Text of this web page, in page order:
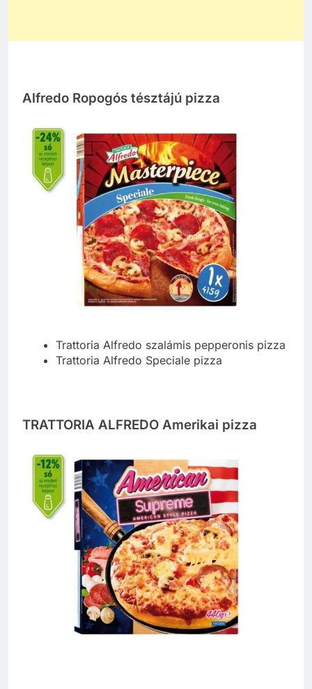
Alfredo Ropogós tésztájú pizza
Trattoria Alfredo szalámis pepperonis pizza
Trattoria Alfredo Speciale pizza
TRATTORIA ALFREDO Amerikai pizza